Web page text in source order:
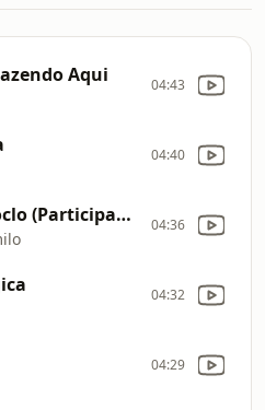
Aqui 04:43
04:40
Jeitão de caboclo (Participação especial de José Camilo) 04:36
04:32
04:29